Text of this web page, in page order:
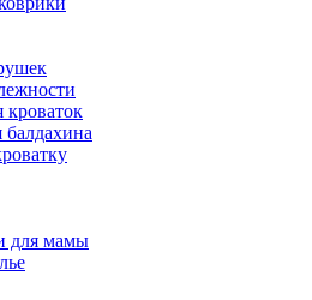
кроваток
балдахина
для мамы